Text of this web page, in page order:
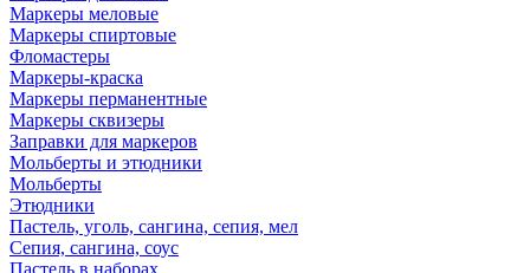
Маркеры меловые
Маркеры спиртовые
Фломастеры
Маркеры-краска
Маркеры перманентные
Маркеры сквизеры
Заправки для маркеров
Мольберты и этюдники
Мольберты
Этюдники
Пастель, уголь, сангина, сепия, мел
Сепия, сангина, соус
Пастель в наборах